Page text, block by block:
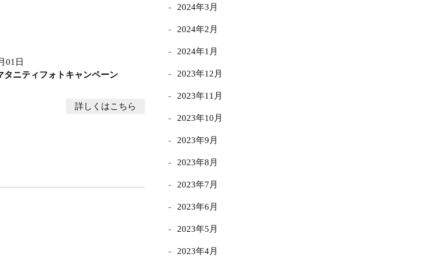
01日
タニティフォトキャンペーン
詳しくはこちら
2024年3月
2024年2月
2024年1月
2023年12月
2023年11月
2023年10月
2023年9月
2023年8月
2023年7月
2023年6月
2023年5月
2023年4月